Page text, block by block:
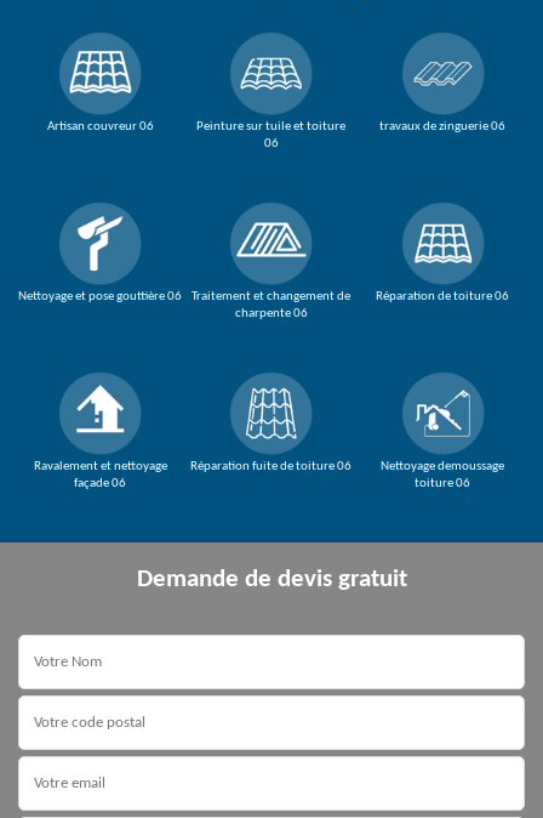
Artisan couvreur 06
Nettoyage et pose gouttière 06
Ravalement et nettoyage
façade 06
Peinture sur tuile et toiture
06
Traitement et changement de
charpente 06
Réparation fuite de toiture 06
travaux de zinguerie 06
Réparation de toiture 06
Nettoyage demoussage
toiture 06
Demande de devis gratuit